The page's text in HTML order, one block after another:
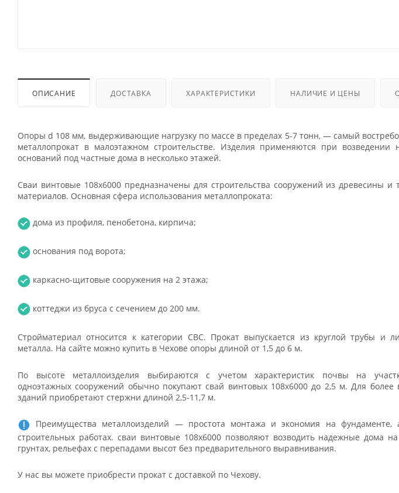
ОПИСАНИЕ ДОСТАВКА ХАРАКТЕРИСТИКИ НАЛИЧИЕ И ЦЕНЫ
Опоры d 108 мм, выдерживающие нагрузку по массе в пределах 5-7 тонн, — самый
металлопрокат в малоэтажном строительстве. Изделия применяются при возведении
оснований под частные дома в несколько этажей.
Сваи винтовые 108x6000 предназначены для строительства сооружений из древесины и
материалов. Основная сфера использования металлопроката:
дома из профиля, пенобетона, кирпича;
основания под ворота;
каркасно-щитовые сооружения на 2 этажа;
коттеджи из бруса с сечением до 200 мм.
Стройматериал относится к категории СВС. Прокат выпускается из круглой трубы и
металла. На сайте можно купить в Чехове опоры длиной от 1,5 до 6 м.
По высоте металлоизделия выбираются с учетом характеристик почвы на
одноэтажных сооружений обычно покупают свай винтовых 108x6000 до 2,5 м. Для более
зданий приобретают стержни длиной 2,5-11,7 м.
Преимущества металлоизделий — простота монтажа и экономия на фундаменте,
строительных работах. сваи винтовые 108x6000 позволяют возводить надежные дома
грунтах, рельефах с перепадами высот без предварительного выравнивания.
У нас вы можете приобрести прокат с доставкой по Чехову.